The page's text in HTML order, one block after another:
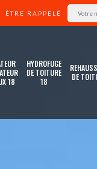
ÊTRE RAPPELÉ
18
HYDROFUGE
DE TOITURE
18
DE